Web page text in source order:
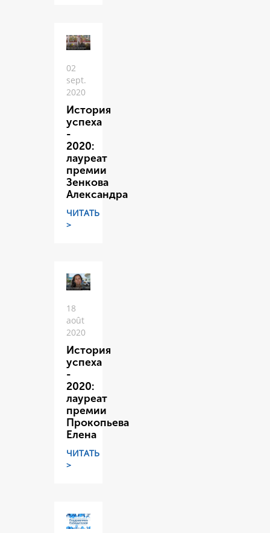
02
sept.
2020
История
успеха
-
2020:
лауреат
премии
Зенкова
Александра
ЧИТАТЬ
>
18
août
2020
История
успеха
-
2020:
лауреат
премии
Прокопьева
Елена
ЧИТАТЬ
>